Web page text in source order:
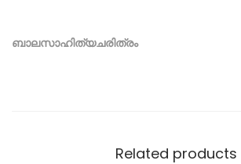
ബാലസാഹിത്യചരിത്രം
Related products